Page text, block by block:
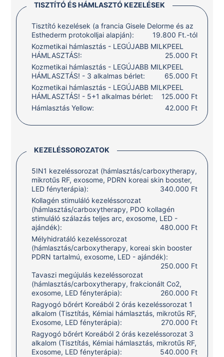
TISZTÍTÓ ÉS HÁMLASZTÓ KEZELÉSEK
Tisztító kezelések (a francia Gisele Delorme és az
Esthederm protokolljai alapján):
19.800 Ft.-tól
Kozmetikai hámlasztás - LEGÚJABB MILKPEEL
HÁMLASZTÁS!:
25.000 Ft
Kozmetikai hámlasztás - LEGÚJABB MILKPEEL
HÁMLASZTÁS! - 3 alkalmas bérlet:
65.000 Ft
Kozmetikai hámlasztás - LEGÚJABB MILKPEEL
HÁMLASZTÁS! - 5+1 alkalmas bérlet:
125.000 Ft
Hámlasztás Yellow:
42.000 Ft
KEZELÉSSOROZATOK
5IN1 kezeléssorozat (hámlasztás/carboxytherapy,
mikrotűs RF, exosome, PDRN koreai skin booster,
LED fényterápia):
340.000 Ft
Kollagén stimuláló kezeléssorozat
(hámlasztás/carboxytherapy, PDO kollagén
stimuláló szálazás teljes arc, exosome, LED -
ajándék):
480.000 Ft
Mélyhidratáló kezeléssorozat
(hámlasztás/carboxytherapy, koreai skin booster
PDRN tartalmú, exosome, LED - ajándék):
250.000 Ft
Tavaszi megújulás kezeléssorozat
(hámlasztás/carboxytherapy, frakcionált Co2,
exosome, LED fényterápia):
260.000 Ft
Ragyogó bőrért Koreából 2 órás kezeléssorozat 1
alkalom (Tisztítás, Kémiai hámlasztás, mikrotűs RF,
Exosome, LED fényterápia):
270.000 Ft
Ragyogó bőrért Koreából 2 órás kezeléssorozat 3
alkalom (Tisztítás, Kémiai hámlasztás, mikrotűs RF,
Exosome, LED fényterápia):
540.000 Ft